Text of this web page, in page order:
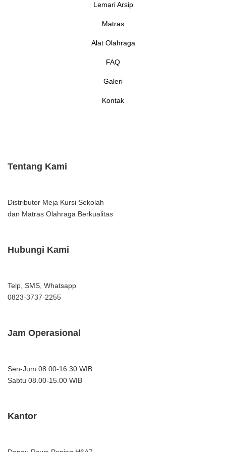
Lemari Arsip
Matras
Alat Olahraga
FAQ
Galeri
Kontak
Tentang Kami
Distributor Meja Kursi Sekolah
dan Matras Olahraga Berkualitas
Hubungi Kami
Telp, SMS, Whatsapp
0823-3737-2255
Jam Operasional
Sen-Jum 08.00-16.30 WIB
Sabtu 08.00-15.00 WIB
Kantor